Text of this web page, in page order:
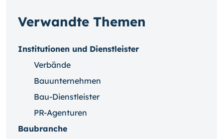
Verwandte Themen
Institutionen und Dienstleister
Verbände
Bauunternehmen
Bau-Dienstleister
PR-Agenturen
Baubranche